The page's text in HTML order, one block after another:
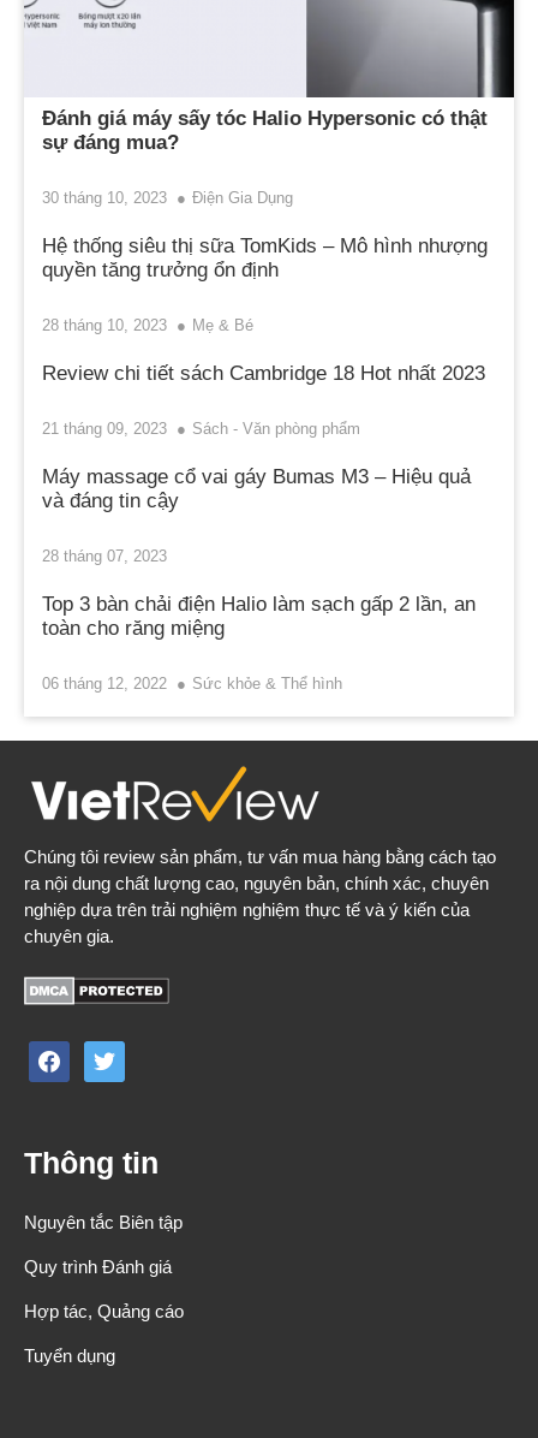
Đánh giá máy sấy tóc Halio Hypersonic có thật
sự đáng mua?
30 tháng 10, 2023 Điện Gia Dụng
Hệ thống siêu thị sữa TomKids – Mô hình nhượng
quyền tăng trưởng ổn định
28 tháng 10, 2023 Mẹ & Bé
Review chi tiết sách Cambridge 18 Hot nhất 2023
21 tháng 09, 2023 Sách - Văn phòng phẩm
Máy massage cổ vai gáy Bumas M3 – Hiệu quả
và đáng tin cậy
28 tháng 07, 2023
Top 3 bàn chải điện Halio làm sạch gấp 2 lần, an
toàn cho răng miệng
06 tháng 12, 2022 Sức khỏe & Thể hình
Chúng tôi review sản phẩm, tư vấn mua hàng bằng cách tạo
ra nội dung chất lượng cao, nguyên bản, chính xác, chuyên
nghiệp dựa trên trải nghiệm nghiệm thực tế và ý kiến của
chuyên gia.
facebooktwitter
Thông tin
Nguyên tắc Biên tập
Quy trình Đánh giá
Hợp tác, Quảng cáo
Tuyển dụng